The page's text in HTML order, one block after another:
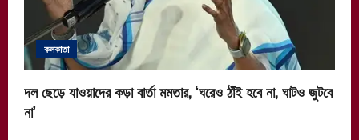
কলকাতা
দল ছেড়ে যাওয়াদের কড়া বার্তা মমতার, ‘ঘরেও ঠাঁই হবে না, ঘাটও জুটবে
না’